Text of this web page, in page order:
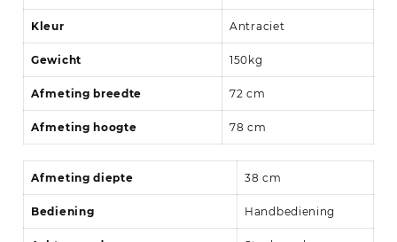
Kleur Antraciet
Gewicht 150kg
Afmeting breedte 72 cm
Afmeting hoogte 78 cm
Afmeting diepte 38 cm
Bediening Handbediening